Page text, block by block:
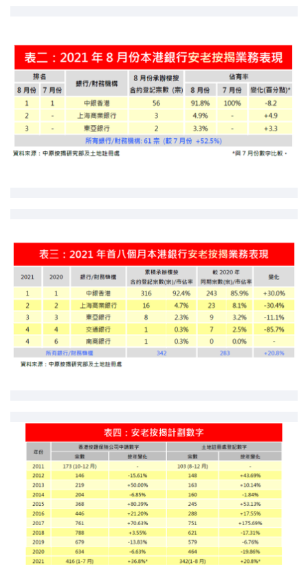
印花税计算
免费物业估价
下载中心
按揭全面睇
按市新闻
统计数据库
按揭快趣智识
按揭智库
按揭百科
实时银行资讯
装修·保险优惠
免费装修转介服务
装修设计专栏